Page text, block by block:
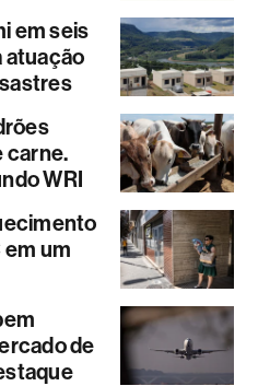
em seis
atuação
carne.
WRI
em um
de